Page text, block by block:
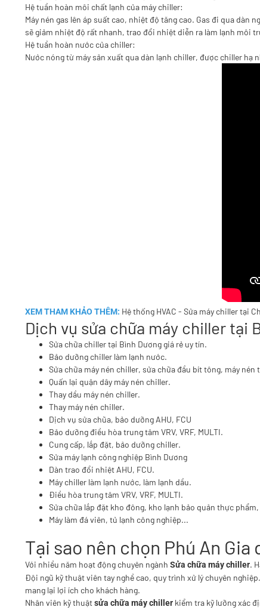
Hệ tuần hoàn môi chất lạnh của máy chiller:
Máy nén gas lên áp suất cao, nhiệt độ tăng cao. Gas đi qua
sẽ giảm nhiệt độ rất nhanh, trao đổi nhiệt diễn ra làm lạnh môi
Hệ tuần hoàn nước của chiller:
Nước nóng từ máy sản xuất qua dàn lạnh chiller, được chiller
XEM THAM KHẢO THÊM: Hệ thống HVAC - Sửa máy chiller tại
Dịch vụ sửa chữa máy chiller tại
Sửa chữa chiller tại Bình Dương giá rẻ uy tín.
Bảo dưỡng chiller làm lạnh nước.
Sửa chữa máy nén chiller, sửa chữa đầu bít tông, máy nén
Quấn lại quận dây máy nén chiller.
Thay dầu máy nén chiller.
Thay máy nén chiller.
Dịch vụ sửa chũa, bảo dưỡng AHU, FCU
Bảo dưỡng điều hòa trung tâm VRV, VRF, MULTI.
Cung cấp, lắp đặt, bảo dưỡng chiller.
Sửa máy lạnh công nghiệp Bình Dương
Dàn trao đổi nhiệt AHU, FCU.
Máy chiller làm lạnh nước, làm lạnh dầu.
Điều hòa trung tâm VRV, VRF, MULTI.
Sửa chữa lắp đặt kho đông, kho lạnh bảo quản thực
Máy làm đá viên, tủ lạnh công nghiệp...
Tại sao nên chọn Phú An
Với nhiều năm hoạt động chuyên ngành Sửa chữa máy chiller.
Đội ngũ kỹ thuật viên tay nghề cao, quy trình xử lý chuyên
mang lại lợi ích cho khách hàng.
Nhân viên kỹ thuậtsửa chữa máy chiller kiểm tra kỹ lưỡng xác